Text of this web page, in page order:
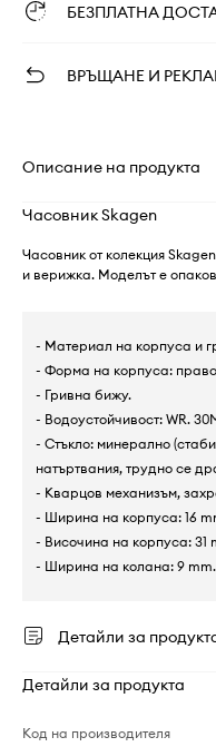
БЕЗПЛАТНА
ВРЪЩАНЕ И
Описание на продукта
Часовник Skagen
Часовник от колекция
и верижка. Моделът е
- Материал на корпуса и
- Форма на корпуса:
- Гривна бижу.
- Водоустойчивост: WR.
- Стъкло: минерално
натъртвания, трудно се
- Кварцов механизъм,
- Ширина на корпуса: 16
- Височина на корпуса: 31
- Ширина на колана: 9 mm.
Детайли за
Детайли за продукта
Код на производителя